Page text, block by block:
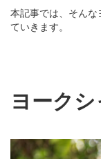
本記事では、そん
ていきます。
ヨーク